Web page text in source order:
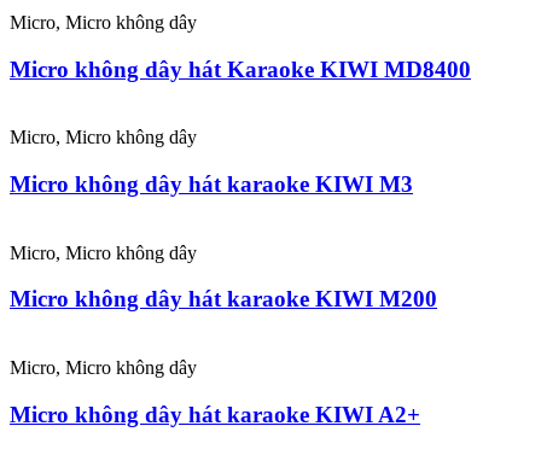
Micro, Micro không dây
Micro không dây hát Karaoke KIWI MD8400
Micro, Micro không dây
Micro không dây hát karaoke KIWI M3
Micro, Micro không dây
Micro không dây hát karaoke KIWI M200
Micro, Micro không dây
Micro không dây hát karaoke KIWI A2+